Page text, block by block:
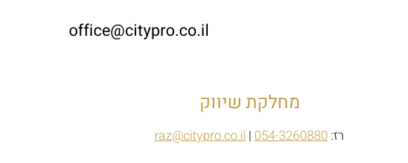
office@citypro.co.il
מחלקת שיווק
רז:054-3260880
|
raz@citypro.co.il